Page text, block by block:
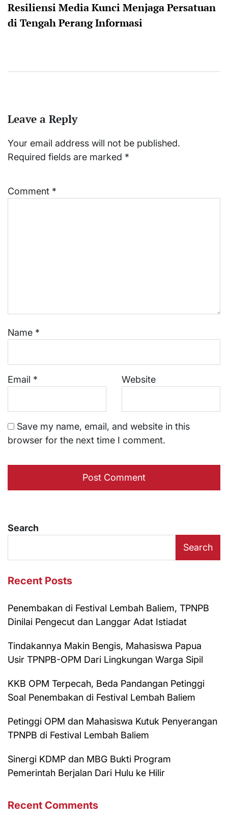
Resiliensi Media Kunci Menjaga Persatuan
di Tengah Perang Informasi
Leave a Reply
Your email address will not be published.
Required fields are marked *
Comment *
Name *
Email * Website
Save my name, email, and website in this
browser for the next time I comment.
Search
Search
Recent Posts
Penembakan di Festival Lembah Baliem, TPNPB
Dinilai Pengecut dan Langgar Adat Istiadat
Tindakannya Makin Bengis, Mahasiswa Papua
Usir TPNPB-OPM Dari Lingkungan Warga Sipil
KKB OPM Terpecah, Beda Pandangan Petinggi
Soal Penembakan di Festival Lembah Baliem
Petinggi OPM dan Mahasiswa Kutuk Penyerangan
TPNPB di Festival Lembah Baliem
Sinergi KDMP dan MBG Bukti Program
Pemerintah Berjalan Dari Hulu ke Hilir
Recent Comments